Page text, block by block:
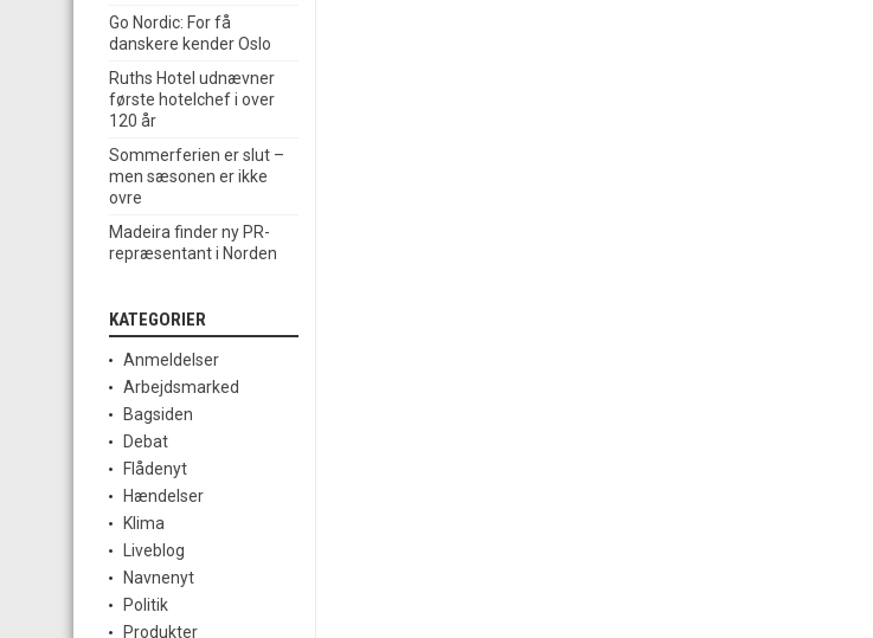
Go Nordic: For få
danskere kender Oslo
Ruths Hotel udnævner
første hotelchef i over
120 år
Sommerferien er slut –
men sæsonen er ikke
ovre
Madeira finder ny PR-
repræsentant i Norden
KATEGORIER
Anmeldelser
Arbejdsmarked
Bagsiden
Debat
Flådenyt
Hændelser
Klima
Liveblog
Navnenyt
Politik
Produkter